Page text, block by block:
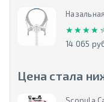
14 065
Цена стала
Scopula